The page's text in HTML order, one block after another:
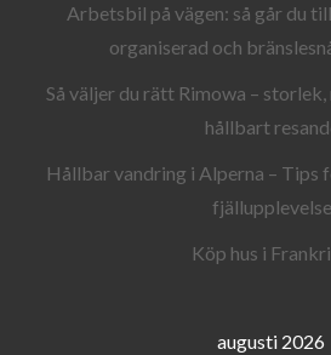
Arbetsbil på vägen: så går du
organiserad och
Så väljer du rätt Rimowa –
hållbart
Hållbar vandring i Alperna – Tips
fjällupplevelse
Köp hus i
augusti 2026